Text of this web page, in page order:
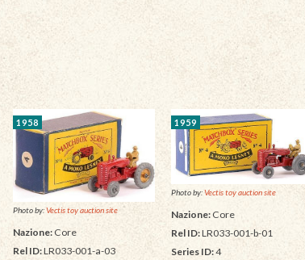
1958
Photo by:Vectis toy auction site
Nazione:Core
Rel ID:LR033-001-a-03
1959
Photo by:Vectis toy auction site
Nazione: Core
Rel ID:LR033-001-b-01
Series ID:4